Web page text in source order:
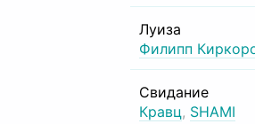
Луиза
Филипп
Свидание
Кравц, SHAMI